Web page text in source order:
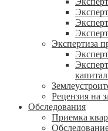
Экспертиза
Рецензия на
Обследования
Приемка